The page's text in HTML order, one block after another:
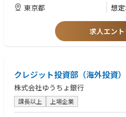
東京都 想
求人エント
クレジット投資部（海外投資）
株式会社ゆうちょ銀行
課長以上 上場企業